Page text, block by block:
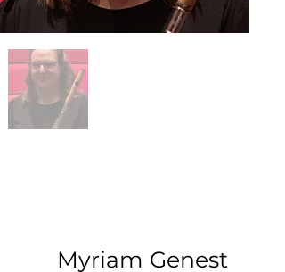
Myriam Genest